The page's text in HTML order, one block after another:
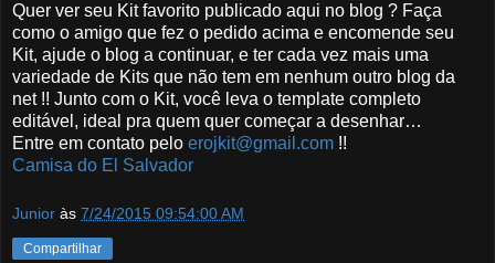
Quer ver seu Kit favorito publicado aqui no blog ? Faça
como o amigo que fez o pedido acima e encomende seu
Kit, ajude o blog a continuar, e ter cada vez mais uma
variedade de Kits que não tem em nenhum outro blog da
net !! Junto com o Kit, você leva o template completo
editável, ideal pra quem quer começar a desenhar…
Entre em contato pelo erojkit@gmail.com !!
Camisa do El Salvador
Junior às 7/24/2015 09:54:00 AM
Compartilhar